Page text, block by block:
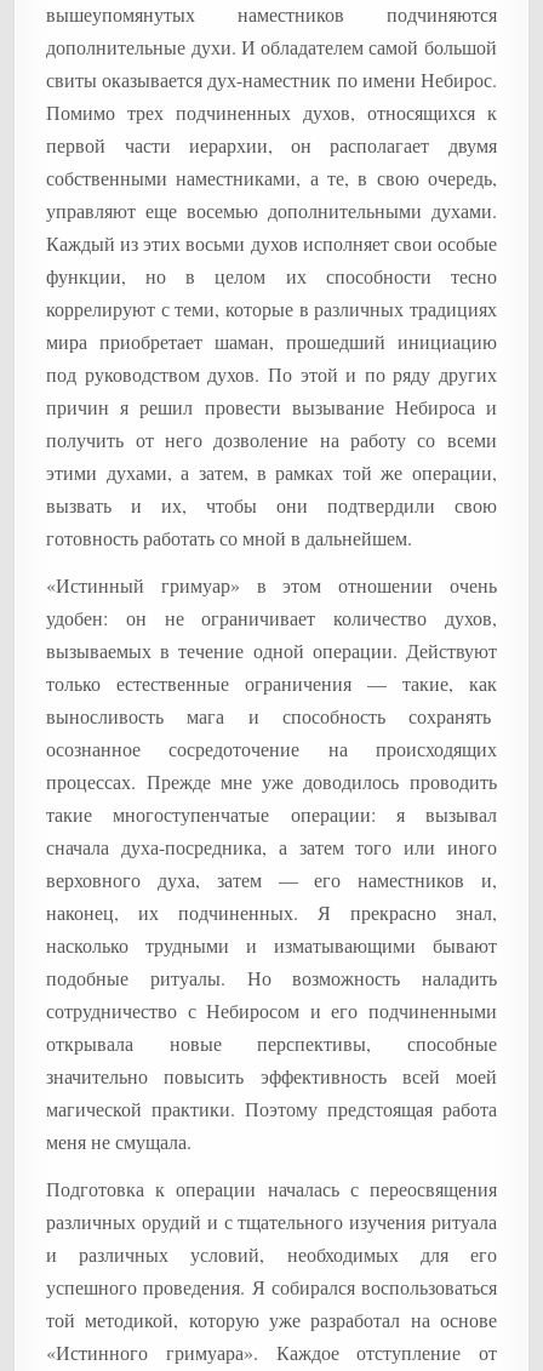
вышеупомянутых наместников подчиняются
дополнительные духи. И обладателем самой большой
свиты оказывается дух-наместник по имени Небирос.
Помимо трех подчиненных духов, относящихся к
первой части иерархии, он располагает двумя
собственными наместниками, а те, в свою очередь,
управляют еще восемью дополнительными духами.
Каждый из этих восьми духов исполняет свои особые
функции, но в целом их способности тесно
коррелируют с теми, которые в различных традициях
мира приобретает шаман, прошедший инициацию
под руководством духов. По этой и по ряду других
причин я решил провести вызывание Небироса и
получить от него дозволение на работу со всеми
этими духами, а затем, в рамках той же операции,
вызвать и их, чтобы они подтвердили свою
готовность работать со мной в дальнейшем.
«Истинный гримуар» в этом отношении очень
удобен: он не ограничивает количество духов,
вызываемых в течение одной операции. Действуют
только естественные ограничения — такие, как
выносливость мага и способность сохранять
осознанное сосредоточение на происходящих
процессах. Прежде мне уже доводилось проводить
такие многоступенчатые операции: я вызывал
сначала духа-посредника, а затем того или иного
верховного духа, затем — его наместников и,
наконец, их подчиненных. Я прекрасно знал,
насколько трудными и изматывающими бывают
подобные ритуалы. Но возможность наладить
сотрудничество с Небиросом и его подчиненными
открывала новые перспективы, способные
значительно повысить эффективность всей моей
магической практики. Поэтому предстоящая работа
меня не смущала.
Подготовка к операции началась с переосвящения
различных орудий и с тщательного изучения ритуала
и различных условий, необходимых для его
успешного проведения. Я собирался воспользоваться
той методикой, которую уже разработал на основе
«Истинного гримуара». Каждое отступление от